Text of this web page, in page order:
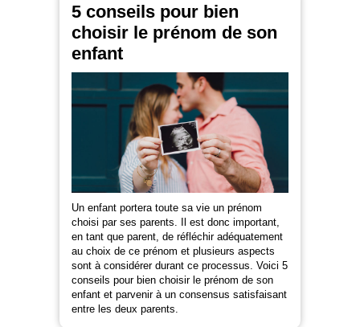
5 conseils pour bien
choisir le prénom de son
enfant
Un enfant portera toute sa vie un prénom
choisi par ses parents. Il est donc important,
en tant que parent, de réfléchir adéquatement
au choix de ce prénom et plusieurs aspects
sont à considérer durant ce processus. Voici 5
conseils pour bien choisir le prénom de son
enfant et parvenir à un consensus satisfaisant
entre les deux parents.